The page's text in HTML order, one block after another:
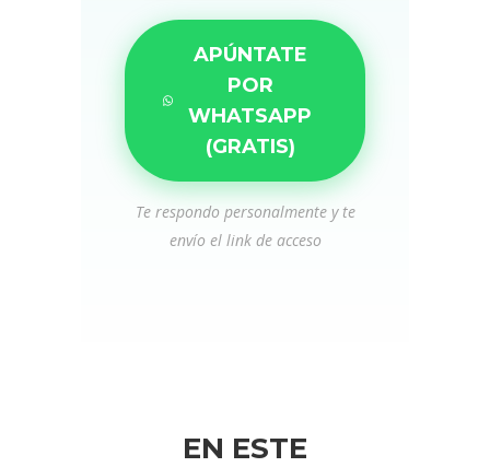
APÚNTATE
POR
WHATSAPP
(GRATIS)
Te respondo personalmente y te
envío el link de acceso
EN ESTE